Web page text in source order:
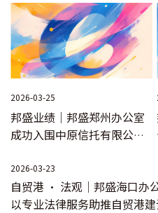
2026-03-25
邦盛业绩｜邦盛郑州办公室
成功入围中原信托有限公司
2026-03-23
自贸港 · 法观｜邦盛海口办
以专业法律服务助推自贸港